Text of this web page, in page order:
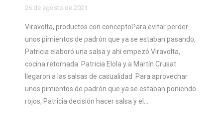
26 de agosto de 2021
Viravolta, productos con conceptoPara evitar perder
unos pimientos de padrón que ya se estaban pasando,
Patricia elaboró una salsa y ahí empezó Viravolta,
cocina retornada. Patricia Elola y a Martín Crusat
llegaron a las salsas de casualidad. Para aprovechar
unos pimientos de padrón que ya se estaban poniendo
rojos, Patricia decisión hacer salsa y el…